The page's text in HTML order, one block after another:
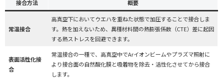
接合方法 概要
常温接合
高真空下においてウエハを重ねた状態で加圧することで接合しま
す。熱を加えないため、異種材料間の熱膨張係数（CTE）差に起因
する熱ストレスを回避できます。
表面活性化接
合
常温接合の一種で、高真空中でArイオンビームやプラズマ照射に
より接合面の自然酸化膜と吸着物を除去・活性化させてから接合
します。